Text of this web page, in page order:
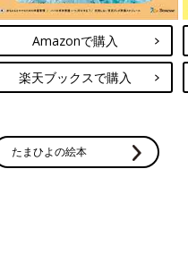
Amazonで購入
楽天ブックスで購入
たまひよの絵本